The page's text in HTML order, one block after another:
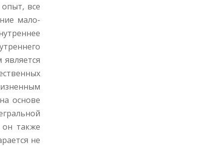
все
мало-
основе
также
не